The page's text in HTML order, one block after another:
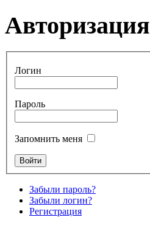
Авторизация
Логин
Пароль
Запомнить меня
Забыли пароль?
Забыли логин?
Регистрация